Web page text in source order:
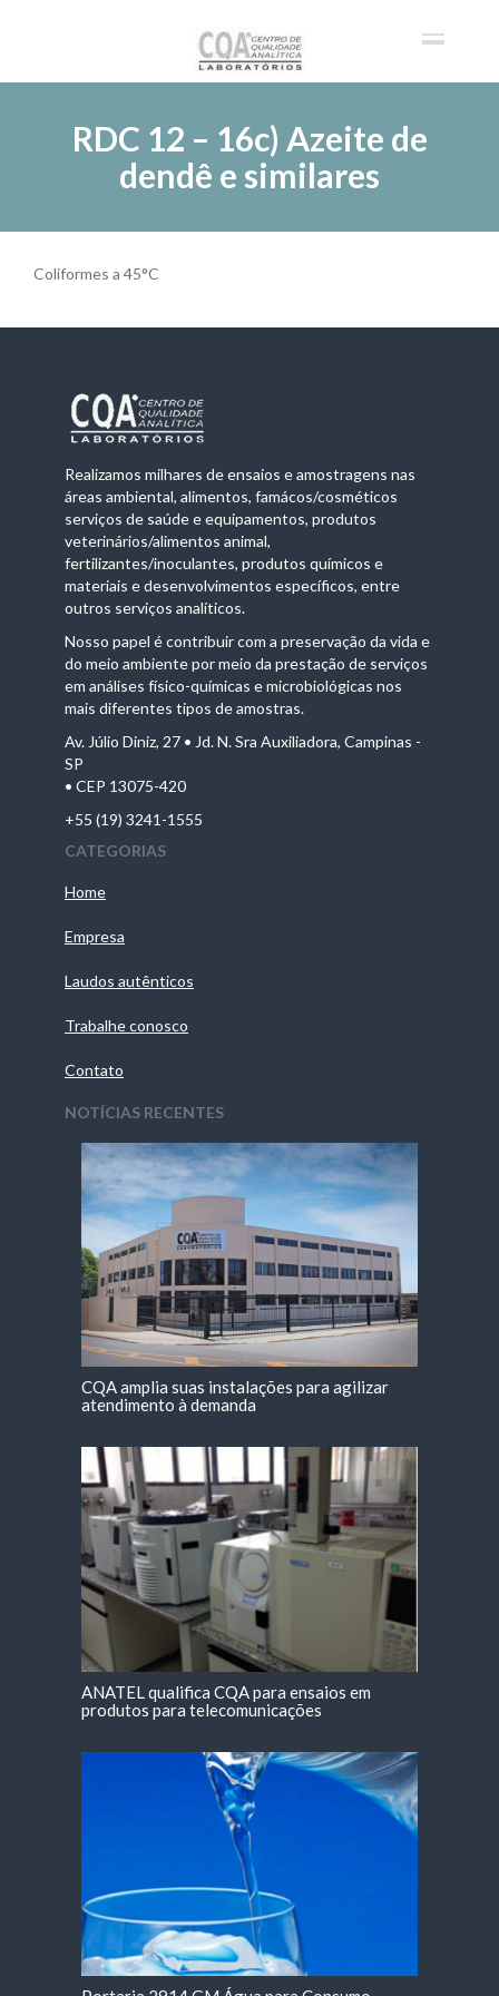
RDC 12 – 16c) Azeite de
dendê e similares
Coliformes a 45°C
Realizamos milhares de ensaios e amostragens nas
áreas ambiental, alimentos, famácos/cosméticos
serviços de saúde e equipamentos, produtos
veterinários/alimentos animal,
fertilizantes/inoculantes, produtos químicos e
materiais e desenvolvimentos específicos, entre
outros serviços analíticos.
Nosso papel é contribuir com a preservação da vida e
do meio ambiente por meio da prestação de serviços
em análises físico-químicas e microbiológicas nos
mais diferentes tipos de amostras.
Av. Júlio Diniz, 27 • Jd. N. Sra Auxiliadora, Campinas -
SP
• CEP 13075-420
+55 (19) 3241-1555
CATEGORIAS
Home
Empresa
Laudos autênticos
Trabalhe conosco
Contato
NOTÍCIAS RECENTES
CQA amplia suas instalações para agilizar
atendimento à demanda
ANATEL qualifica CQA para ensaios em
produtos para telecomunicações